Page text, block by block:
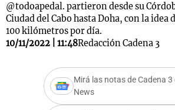
@todoapedal. partieron desde su
Ciudad del Cabo hasta Doha, con la idea
100 kilómetros por día.
10/11/2022 | 11:48Redacción Cadena 3
Mirá las notas de Cadena 3
News